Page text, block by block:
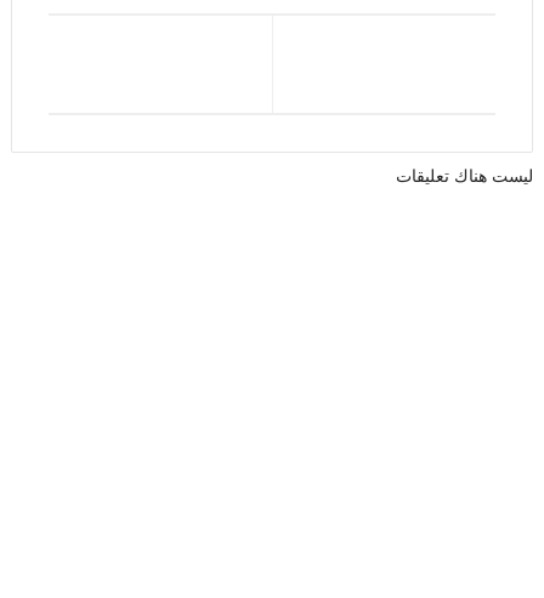
ليست هناك تعليقات